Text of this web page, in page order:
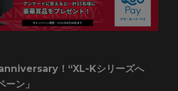
！“XL-Kシリーズへ
ン」